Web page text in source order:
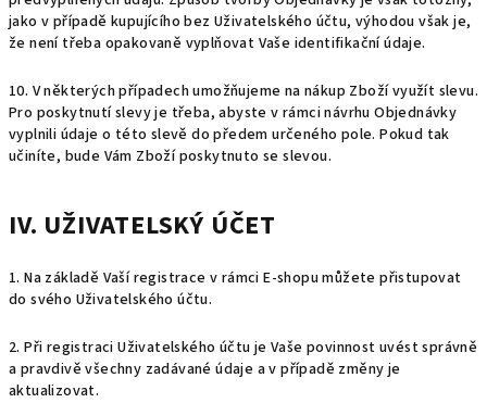
jako v případě kupujícího bez Uživatelského účtu, výhodou však je,
že není třeba opakovaně vyplňovat Vaše identifikační údaje.
10. V některých případech umožňujeme na nákup Zboží využít slevu.
Pro poskytnutí slevy je třeba, abyste v rámci návrhu Objednávky
vyplnili údaje o této slevě do předem určeného pole. Pokud tak
učiníte, bude Vám Zboží poskytnuto se slevou.
IV. UŽIVATELSKÝ ÚČET
1. Na základě Vaší registrace v rámci E-shopu můžete přistupovat
do svého Uživatelského účtu.
2. Při registraci Uživatelského účtu je Vaše povinnost uvést správně
a pravdivě všechny zadávané údaje a v případě změny je
aktualizovat.